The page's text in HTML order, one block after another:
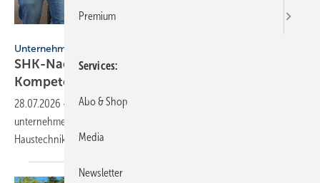
Interdomus Haustechnik
Unternehmensnachfolge
SHK-Nachfolge: Aka­de­mie schließt
Kom­pe­tenz­lü­cke
28.07.2026 -
Nachfolgern im SHK-Handwerk fehlen oft
unternehmerische Kompetenzen. Eine Akademie von Interdomus
Haustechnik soll dasändern.
Premium
Services
Abo & Shop
Media
Newsletter